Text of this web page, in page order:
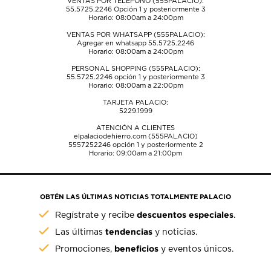
55.5725.2246Opción 1 y posteriormente 3
Horario: 08:00am a 24:00pm
VENTAS POR WHATSAPP (555PALACIO):
Agregar en whatsapp 55.5725.2246
Horario: 08:00am a 24:00pm
PERSONAL SHOPPING (555PALACIO):
55.5725.2246opción 1 y posteriormente 3
Horario: 08:00am a 22:00pm
TARJETA PALACIO:
5229.1999
ATENCIÓN A CLIENTES
elpalaciodehierro.com (555PALACIO)
5557252246opción 1 y posteriormente 2
Horario: 09:00am a 21:00pm
OBTÉN LAS ÚLTIMAS NOTICIAS TOTALMENTE PALACIO
Regístrate y recibedescuentos especiales.
Las últimastendencias y noticias.
Promociones, beneficios y eventos únicos.